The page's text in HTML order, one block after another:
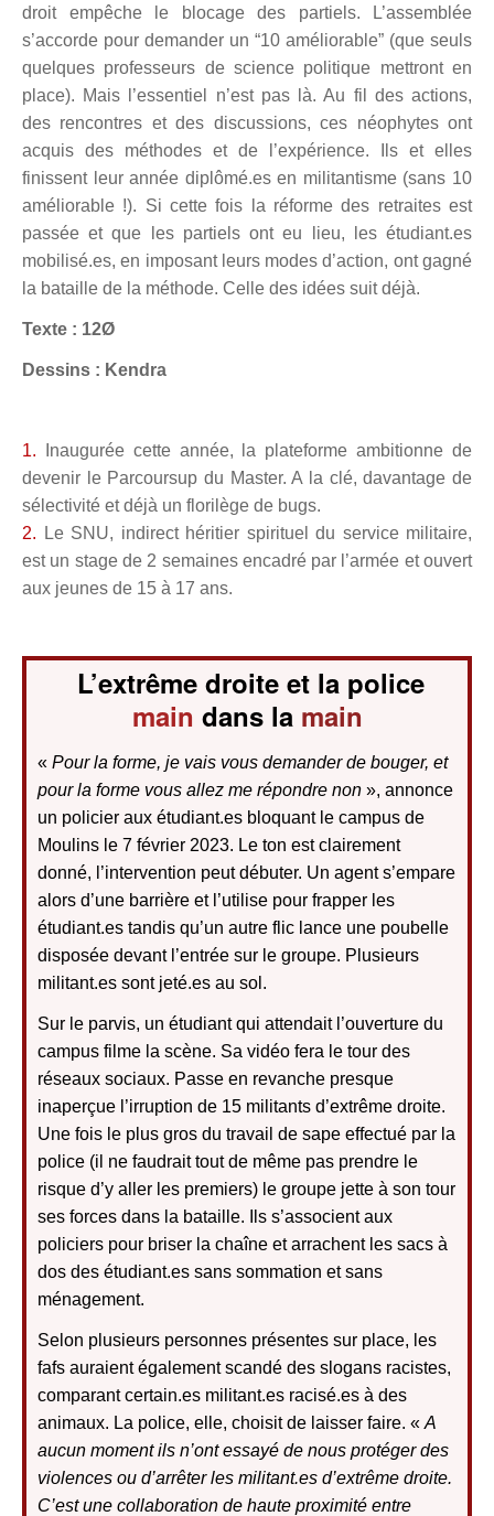
droit empêche le blocage des partiels. L’assemblée
s’accorde pour demander un “10 améliorable” (que seuls
quelques professeurs de science politique mettront en
place). Mais l’essentiel n’est pas là. Au fil des actions,
des rencontres et des discussions, ces néophytes ont
acquis des méthodes et de l’expérience. Ils et elles
finissent leur année dipl ômé.es en militantisme (sans 10
améliorable !). Si cette fois la réforme des retraites est
passée et que les partiels ont eu lieu, les étudiant.es
mobilisé.es, en imposant leurs modes d’action, ont gagné
la bataille de la méthode. Celle des idées suit déjà.
Texte : 12Ø
Dessins : Kendra
1. Inaugurée cette année, la plateforme ambitionne de
devenir le Parcoursup du Master. A la clé, davantage de
sélectivité et déjà un floril ège de bugs.
2. Le SNU, indirect héritier spirituel du service militaire,
est un stage de 2 semaines encadré par l’armée et ouvert
aux jeunes de 15 à 17 ans.
L’extrême droite et la police
main dans la main
« Pour la forme, je vais vous demander de bouger, et
pour la forme vous allez me répondre non », annonce
un policier aux étudiant.es bloquant le campus de
Moulins le 7 février 2023. Le ton est clairement
donné, l’intervention peut débuter. Un agent s’empare
alors d’une barrière et l’utilise pour frapper les
étudiant.es tandis qu’un autre flic lance une poubelle
disposée devant l’entrée sur le groupe. Plusieurs
militant.es sont jeté.es au sol.
Sur le parvis, un étudiant qui attendait l’ouverture du
campus filme la scène. Sa vidéo fera le tour des
réseaux sociaux. Passe en revanche presque
inaperçue l’irruption de 15 militants d’extrême droite.
Une fois le plus gros du travail de sape effectué par la
police (il ne faudrait tout de même pas prendre le
risque d’y aller les premiers) le groupe jette à son tour
ses forces dans la bataille. Ils s’associent aux
policiers pour briser la chaîne et arrachent les sacs à
dos des étudiant.es sans sommation et sans
ménagement.
Selon plusieurs personnes présentes sur place, les
fafs auraient également scandé des slogans racistes,
comparant certain.es militant.es racisé.es à des
animaux. La police, elle, choisit de laisser faire. « A
aucun moment ils n’ont essayé de nous protéger des
violences ou d’arrêter les militant.es d’extrême droite.
C’est une collaboration de haute proximité entre